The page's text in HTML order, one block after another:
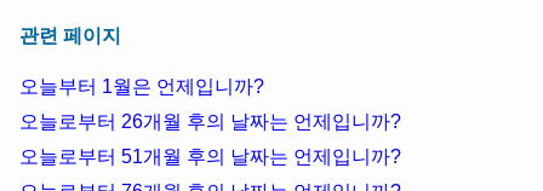
관련 페이지
오늘부터 1월은 언제입니까?
오늘로부터 26개월 후의 날짜는 언제입니까?
오늘로부터 51개월 후의 날짜는 언제입니까?